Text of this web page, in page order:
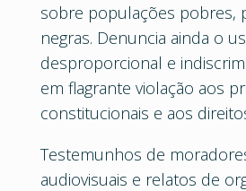
sobre populações pobres,
negras. Denuncia ainda o
desproporcional e
em flagrante violação aos
constitucionais e aos
Testemunhos de
audiovisuais e relatos de